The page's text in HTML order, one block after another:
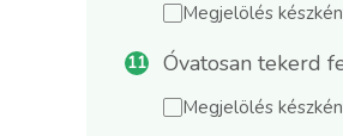
Megjelölés
Óvatosan tekerd
Megjelölés